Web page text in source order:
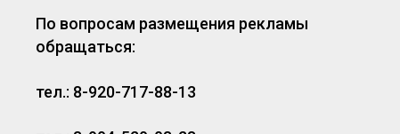
По вопросам размещения рекламы
обращаться:
тел.: 8-920-717-88-13